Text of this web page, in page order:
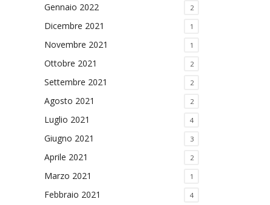
Gennaio 2022 2
Dicembre 2021 1
Novembre 2021 1
Ottobre 2021 2
Settembre 2021 2
Agosto 2021 2
Luglio 2021 4
Giugno 2021 3
Aprile 2021 2
Marzo 2021 1
Febbraio 2021 4